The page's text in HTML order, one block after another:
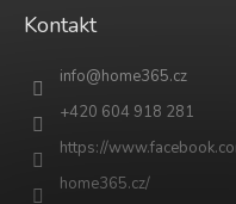
Kontakt
info@home365.cz
+420 604 918 281
https://
home365.cz/